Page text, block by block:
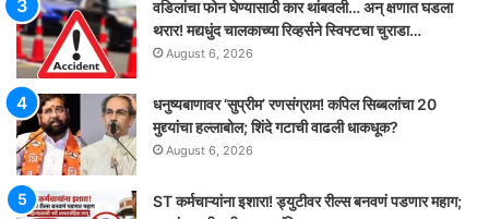
वडिलांचा फोन घेण्यासाठी कार थांबवली… अन् क्षणात घडला
थरार! मद्यधुंद चालकाच्या रिव्हर्सने स्विफ्टचा चुराडा…
August 6, 2026
धनुष्यबाणावर ‘सुप्रीम’ रणसंग्राम! कपिल सिब्बलांचा 20
मुद्द्यांचा हल्लाबोल; शिंदे गटाची वाढली धाकधूक?
August 6, 2026
ST कर्मचाऱ्यांना इशारा! ड्युटीवर रील्स बनवणं पडणार महाग;